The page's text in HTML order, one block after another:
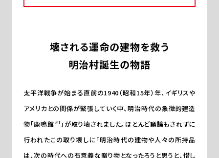
壊される運命の建物を救う
明治村誕生の物語
太平洋戦争が始まる直前の1940（昭和15年）年、イギリスや
アメリカとの関係が緊張していく中、明治時代の象徴的建造
物「鹿鳴館※1」が取り壊されました。ほとんど議論もされずに
行われたこの取り壊しに「明治時代の建物や人々の所持品
は、次の時代への有意義な贈り物となったろうと思うと、惜し